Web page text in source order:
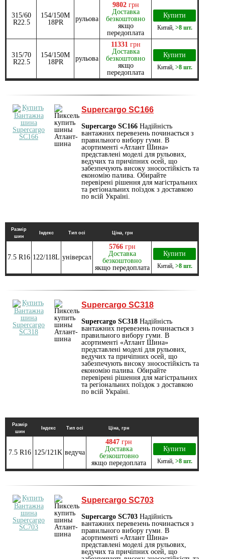
315/60
R22.5
154/150M
18PR
рульова
9802 грн
Доставка
безкоштовно
якщо
передоплата
Купити
Китай, >8 шт.
315/70
R22.5
154/150M
18PR
рульова
11331 грн
Доставка
безкоштовно
якщо
передоплата
Купити
Китай, >8 шт.
Supercargo SC166
Supercargo SC166 Надійність
вантажних перевезень починається з
правильного вибору гуми. В
асортименті «Атлант Шина»
представлені моделі для рульових,
ведучих та причіпних осей, що
забезпечують високу зносостійкість та
економію палива. Обирайте
перевірені рішення для магістральних
та регіональних поїздок з доставкою
по всій Україні.
Размір
шин
Індекс Тип осі Ціна, грн
7.5 R16 122/118L універсал
5766 грн
Доставка
безкоштовно
якщо передоплата
Купити
Китай, >8 шт.
Supercargo SC318
Supercargo SC318 Надійність
вантажних перевезень починається з
правильного вибору гуми. В
асортименті «Атлант Шина»
представлені моделі для рульових,
ведучих та причіпних осей, що
забезпечують високу зносостійкість та
економію палива. Обирайте
перевірені рішення для магістральних
та регіональних поїздок з доставкою
по всій Україні.
Размір
шин
Індекс Тип осі Ціна, грн
7.5 R16 125/121K ведуча
4847 грн
Доставка
безкоштовно
якщо передоплата
Купити
Китай, >8 шт.
Supercargo SC703
Supercargo SC703 Надійність
вантажних перевезень починається з
правильного вибору гуми. В
асортименті «Атлант Шина»
представлені моделі для рульових,
ведучих та причіпних осей, що